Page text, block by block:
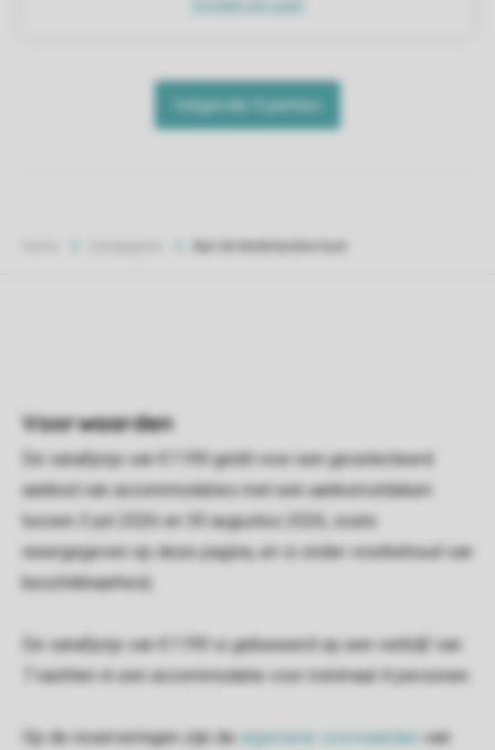
Voorwaarden
De vanafprijs van €1199 geldt voor een geselecteerd
aanbod van accommodaties met een aankomstdatum
tussen 3 juli 2026 en 30 augustus 2026, zoals
weergegeven op deze pagina, en is onder voorbehoud van
beschikbaarheid;
De vanafprijs van €1199 is gebaseerd op een verblijf van
7 nachten in een accommodatie voor minimaal 4 personen.
Op de reserveringen zijn de algemene voorwaarden
van